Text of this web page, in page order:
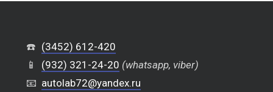
☎️ (3452) 612-420
📱
(932) 321-24-20 (whatsapp, viber)
📧 autolab72@yandex.ru